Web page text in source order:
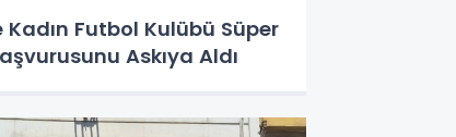
Kadın Futbol Kulübü Süper
Askıya Aldı